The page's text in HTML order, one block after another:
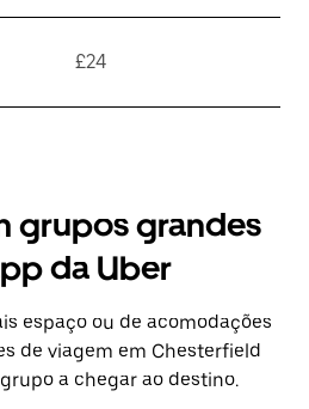
£24
grupos grandes
da Uber
espaço ou de acomodações
de viagem em Chesterfield
a chegar ao destino.